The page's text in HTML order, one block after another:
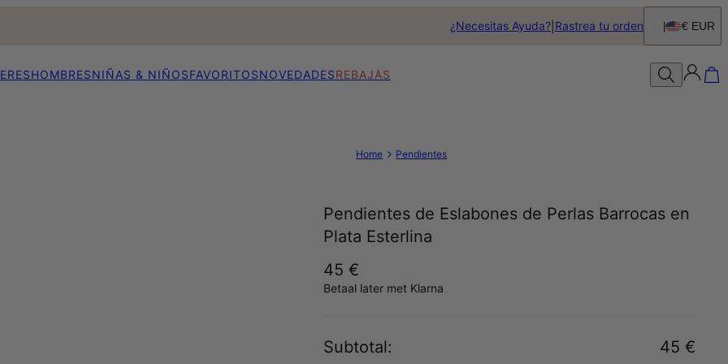
¿Necesitas Ayuda? Rastrea tu orden € EUR
HOMBRESNIÑAS & NIÑOSFAVORITOSNOVEDADESREBAJAS
Home Pendientes
Pendientes de Eslabones de Perlas Barrocas en
Plata Esterlina
45 €
Betaal later met Klarna
Subtotal: 45 €